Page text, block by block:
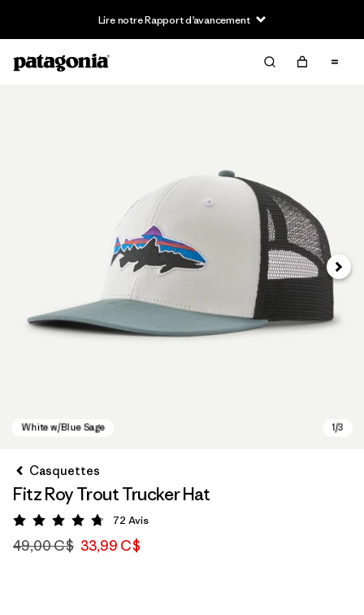
Lire notre Rapport d’avancement
Casquettes
Fitz Roy Trout Trucker Hat
Évaluation: 4.8 / 5
72 Avis
49,00 C$ 33,99 C$